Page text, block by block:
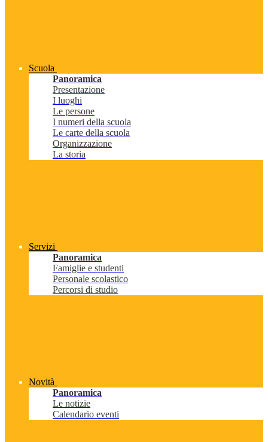
Scuola
Panoramica
Presentazione
I luoghi
Le persone
I numeri della scuola
Le carte della scuola
Organizzazione
La storia
Servizi
Panoramica
Famiglie e studenti
Personale scolastico
Percorsi di studio
Novità
Panoramica
Le notizie
Calendario eventi